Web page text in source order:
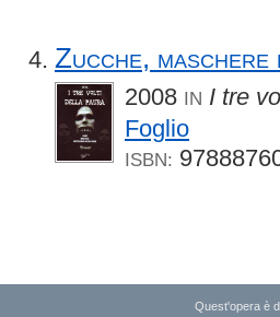
Zucche,
2008 IN I tre
Foglio
ISBN:
Quest'opera è